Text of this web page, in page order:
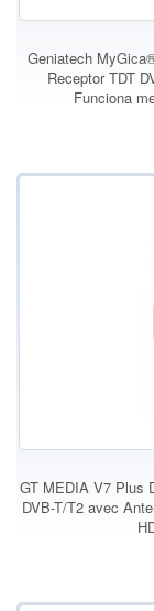
Geniatech
Receptor TDT
Funciona
GT MEDIA V7 Plus
DVB-T/T2 avec